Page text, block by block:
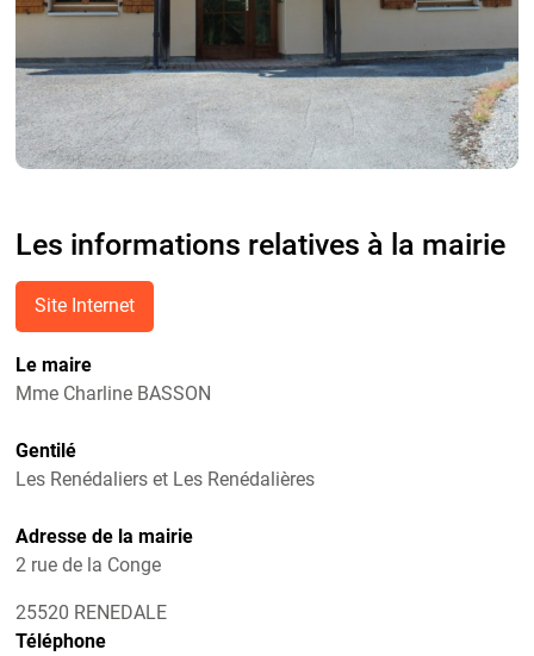
Les informations relatives à la mairie
Site Internet
Le maire
Mme Charline BASSON
Gentilé
Les Renédaliers et Les Renédalières
Adresse de la mairie
2 rue de la Conge
25520 RENEDALE
Téléphone